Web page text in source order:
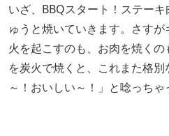
いざ、BBQスタート！ステー
ゅうと焼いていきます。さす
火を起こすのも、お肉を焼く
を炭火で焼くと、これまた格
～！おいしい～！」と唸っちゃ